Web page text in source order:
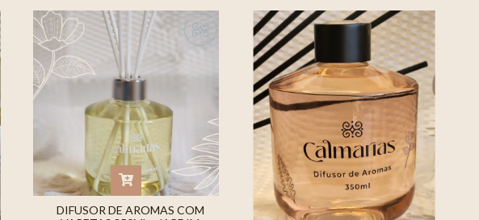
DIFUSOR DE AROMAS COM